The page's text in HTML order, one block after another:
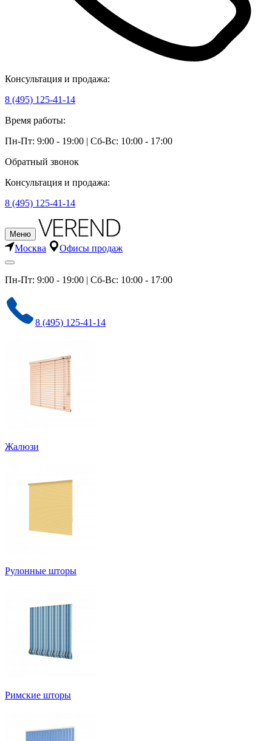
Консультация и продажа:
8 (495) 125-41-14
Время работы:
Пн-Пт: 9:00 - 19:00 | Сб-Вс: 10:00 - 17:00
Обратный звонок
Консультация и продажа:
8 (495) 125-41-14
Меню
Москва Офисы продаж
Пн-Пт: 9:00 - 19:00 | Сб-Вс: 10:00 - 17:00
8 (495) 125-41-14
Жалюзи
Рулонные шторы
Римские шторы